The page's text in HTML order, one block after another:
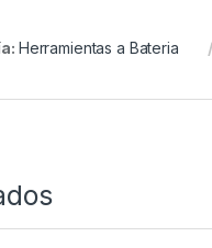
Herramientas a Bateria